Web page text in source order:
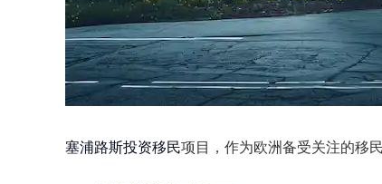
塞浦路斯投资移民项目，作为欧洲备受关注的移